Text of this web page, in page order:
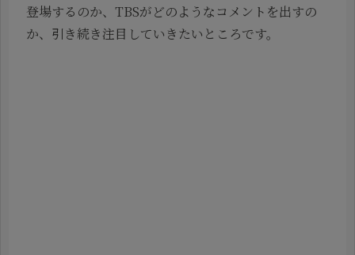
登場するのか、TBSがどのようなコメントを出すの
か、引き続き注目していきたいところです。